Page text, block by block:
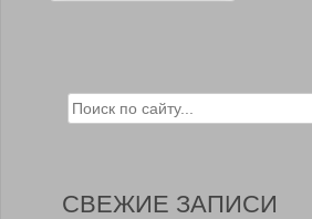
Search for:
СВЕЖИЕ ЗАПИСИ